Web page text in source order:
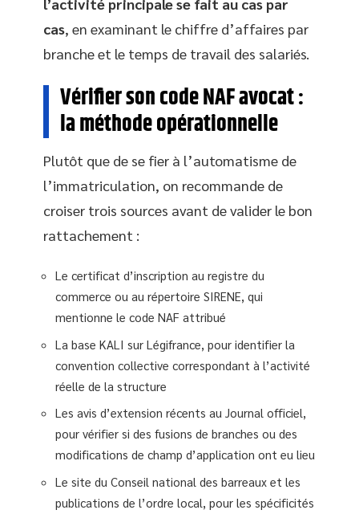
cas, en examinant le chiffre d’affaires par
branche et le temps de travail des salariés.
Vérifier son code NAF avocat :
la méthode opérationnelle
Plutôt que de se fier à l’automatisme de
l’immatriculation, on recommande de
croiser trois sources avant de valider le bon
rattachement :
Le certificat d’inscription au registre du
commerce ou au répertoire SIRENE, qui
mentionne le code NAF attribué
La base KALI sur Légifrance, pour identifier la
convention collective correspondant à l’activité
réelle de la structure
Les avis d’extension récents au Journal officiel,
pour vérifier si des fusions de branches ou des
modifications de champ d’application ont eu lieu
Le site du Conseil national des barreaux et les
publications de l’ordre local, pour les spécificités